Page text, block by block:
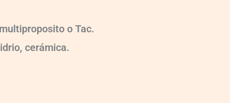
o Tac.
cerámica.